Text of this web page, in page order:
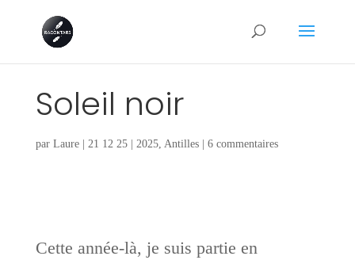
Soleil noir
par Laure| 21 12 25| 2025, Antilles| 6 commentaires
Cette année-là, je suis partie en